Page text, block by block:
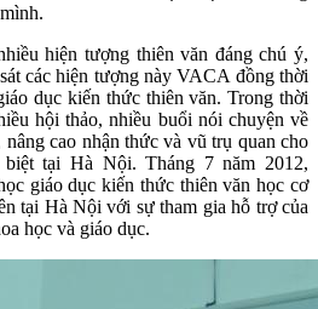
hiện tượng thiên văn đáng chú ý,
các hiện tượng này VACA đồng thời
dục kiến thức thiên văn. Trong thời
hội thảo, nhiều buổi nói chuyện về
cao nhận thức và vũ trụ quan cho
tại Hà Nội. Tháng 7 năm 2012,
giáo dục kiến thức thiên văn học cơ
tại Hà Nội với sự tham gia hỗ trợ của
học và giáo dục.